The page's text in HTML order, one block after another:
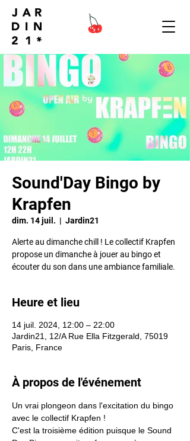
Sound'Day Bingo by
Krapfen
dim. 14 juil.
  |
Jardin21
Alerte au dimanche chill ! Le collectif Krapfen
propose un dimanche à jouer au bingo et
écouter du son dans une ambiance familiale.
Heure et lieu
14 juil. 2024, 12:00 – 22:00
Jardin21, 12/A Rue Ella Fitzgerald, 75019
Paris, France
À propos de l'événement
Un vrai plongeon dans l'excitation du bingo
avec le collectif Krapfen !
C'est la troisième édition puisque le Sound